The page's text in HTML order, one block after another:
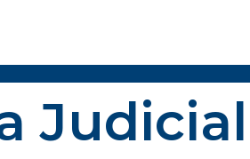
Judicial